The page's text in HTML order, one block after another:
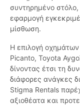
συντηρημένο
εφαρμογή
μίσθωση.
Η επιλογή
Picanto, Toyota
δίνοντας έτσι τη
διάφορες ανάγκες
Stigma Rentals
αξιοθέατα και